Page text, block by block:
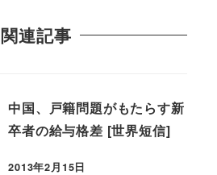
関連記事
中国、戸籍問題がもたらす新
卒者の給与格差 [世界短信]
2013年2月15日